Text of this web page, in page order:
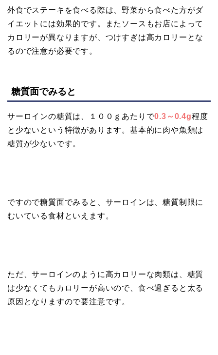
外食でステーキを食べる際は、野菜から食べた方がダ
イエットには効果的です。またソースもお店によって
カロリーが異なりますが、つけすぎは高カロリーとな
るので注意が必要です。
糖質面でみると
サーロインの糖質は、１００ｇあたりで0.3～0.4g程度
と少ないという特徴があります。基本的に肉や魚類は
糖質が少ないです。
ですので糖質面でみると、サーロインは、糖質制限に
むいている食材といえます。
ただ、サーロインのように高カロリーな肉類は、糖質
は少なくてもカロリーが高いので、食べ過ぎると太る
原因となりますので要注意です。